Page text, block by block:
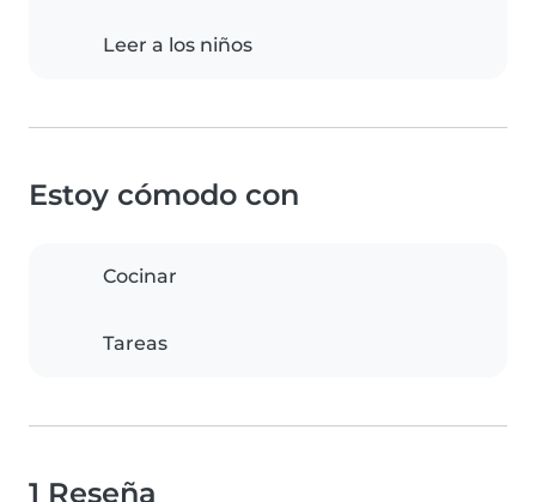
Leer a los niños
Estoy cómodo con
Cocinar
Tareas
1 Reseña